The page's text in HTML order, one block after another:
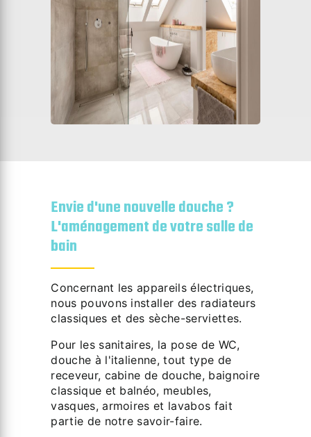
Envie d'une nouvelle douche ?
L'aménagement de votre salle de
bain
Concernant les appareils électriques,
nous pouvons installer des radiateurs
classiques et des sèche-serviettes.
Pour les sanitaires, la pose de WC,
douche à l'italienne, tout type de
receveur, cabine de douche, baignoire
classique et balnéo, meubles,
vasques, armoires et lavabos fait
partie de notre savoir-faire.